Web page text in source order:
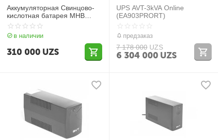
Аккумуляторная Свинцово-
кислотная батарея MHB
MS12-12
в наличии
310 000 UZS
UPS AVT-3kVA Online
(EA903PRORT)
предзаказ
7 178 000 UZS
6 304 000 UZS